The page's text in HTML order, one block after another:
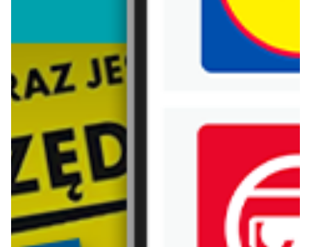
Zobacz aktualne gazetki Blix!
już za 2 dni
Aldi
już za 1 dzień